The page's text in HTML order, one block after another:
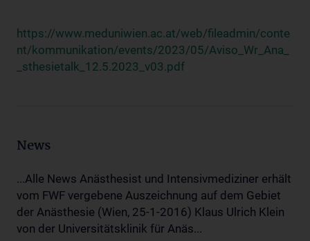
https://www.meduniwien.ac.at/web/fileadmin/conte
nt/kommunikation/events/2023/05/Aviso_Wr_Ana_
_sthesietalk_12.5.2023_v03.pdf
News
...Alle News Anästhesist und Intensivmediziner erhält
vom FWF vergebene Auszeichnung auf dem Gebiet
der Anästhesie (Wien, 25-1-2016) Klaus Ulrich Klein
von der Universitätsklinik für Anäs...